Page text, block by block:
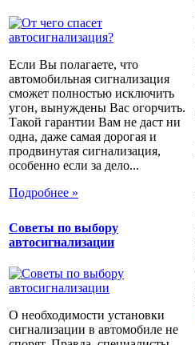
Если Вы полагаете, что
автомобильная сигнализация
сможет полностью исключить
угон, вынуждены Вас огорчить.
Такой гарантии Вам не даст ни
одна, даже самая дорогая и
продвинутая сигнализация,
особенно если за дело...
Подробнее »
Советы по выбору
автосигнализации
О необходимости установки
сигнализации в автомобиле не